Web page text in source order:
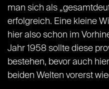
man sich als
erfolgreich. Eine kleine
hier also schon im
Jahr 1958 sollte diese
bestehen, bevor auch
beiden Welten vorerst